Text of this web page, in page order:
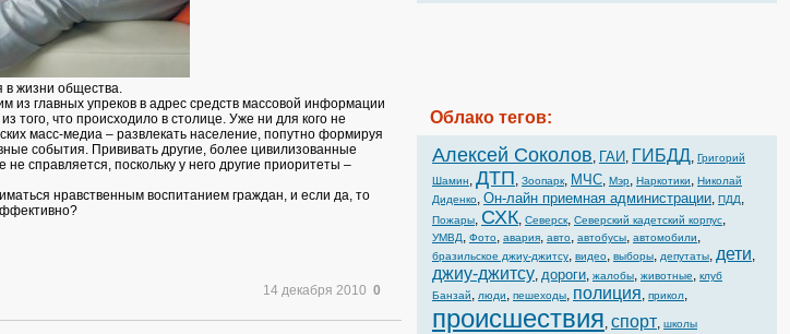
в жизни общества.
из главных упреков в адрес средств массовой информации
того, что происходило в столице. Уже ни для кого не
масс-медиа – развлекать население, попутно формируя
события. Прививать другие, более цивилизованные
справляется, поскольку у него другие приоритеты –
нравственным воспитанием граждан, и если да, то
14 декабря 2010 0
Облако тегов:
Алексей Соколов, ГАИ, ГИБДД, Григорий
Шамин, ДТП, Зоопарк, МЧС, Мэр, Наркотики, Николай
Диденко, Он-лайн приемная администрации, ПДД,
Пожары, СХК, Северск, Северский кадетский корпус,
УМВД, Фото, авария, авто, автобусы, автомобили,
бразильское джиу-джитсу, видео, выборы, депутаты, дети,
джиу-джитсу, дороги, жалобы, животные, клуб
Банзай, люди, пешеходы, полиция, прикол,
происшествия, спорт, школы